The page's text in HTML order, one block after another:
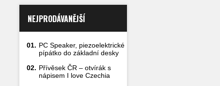
NEJPRODÁVANĚJŠÍ
01. PC Speaker, piezoelektrické
pípátko do základní desky
02. Přívěsek ČR – otvírák s
nápisem I love Czechia